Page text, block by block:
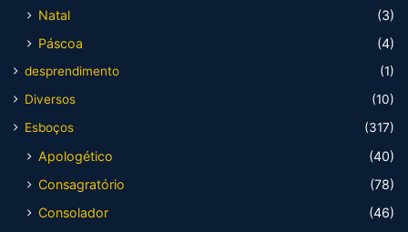
Natal
(3)
Páscoa
(4)
desprendimento
(1)
Diversos
(10)
Esboços
(317)
Apologético
(40)
Consagratório
(78)
Consolador
(46)